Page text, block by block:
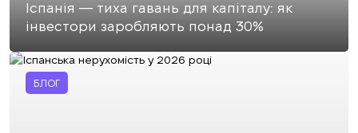
Іспанія — тиха гавань для капіталу: як
інвестори заробляють понад 30%
БЛОГ